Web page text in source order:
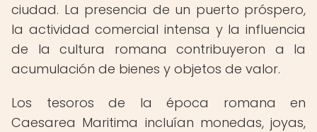
ciudad. La presencia de un puerto próspero,
la actividad comercial intensa y la influencia
de la cultura romana contribuyeron a la
acumulación de bienes y objetos de valor.
Los tesoros de la época romana en
Caesarea Maritima incluían monedas, joyas,